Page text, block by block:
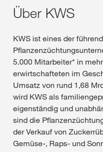
Über KWS
KWS ist eines der
5.000 Mitarbeiter* in
erwirtschafteten im
Umsatz von rund 1,68
wird KWS als
eigenständig und
sind die
der Verkauf von
Gemüse-, Raps- und